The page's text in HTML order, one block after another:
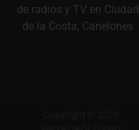
de radios y TV en Ciudad
de la Costa, Canelones